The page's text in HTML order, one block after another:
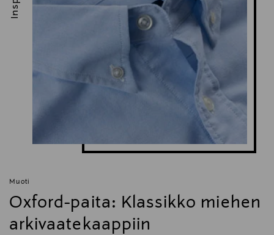
Muoti
Oxford-paita: Klassikko miehen
arkivaatekaappiin